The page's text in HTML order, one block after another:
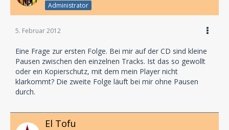
Administrator
5. Februar 2012
Eine Frage zur ersten Folge. Bei mir auf der CD sind kleine
Pausen zwischen den einzelnen Tracks. Ist das so gewollt
oder ein Kopierschutz, mit dem mein Player nicht
klarkommt? Die zweite Folge läuft bei mir ohne Pausen
durch.
El Tofu